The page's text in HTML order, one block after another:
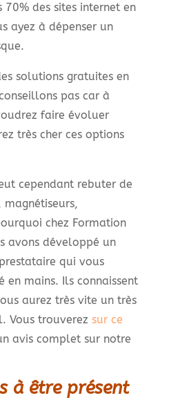
des sites internet en
ayez à dépenser un
solutions gratuites en
pas car à
faire évoluer
très cher ces options
cependant rebuter de
chez Formation
avons développé un
qui vous
en mains. Ils connaissent
aurez très vite un très
Vous trouverez sur ce
avis complet sur notre
à être présent